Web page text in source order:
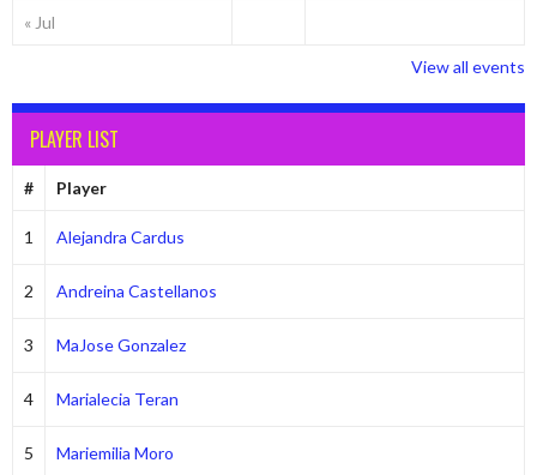
« Jul
View all events
PLAYER LIST
# Player
1 Alejandra Cardus
2 Andreina Castellanos
3 MaJose Gonzalez
4 Marialecia Teran
5 Mariemilia Moro